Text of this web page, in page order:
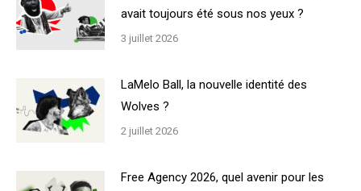
avait toujours été sous nos yeux ?
3 juillet 2026
LaMelo Ball, la nouvelle identité des
Wolves ?
2 juillet 2026
Free Agency 2026, quel avenir pour les